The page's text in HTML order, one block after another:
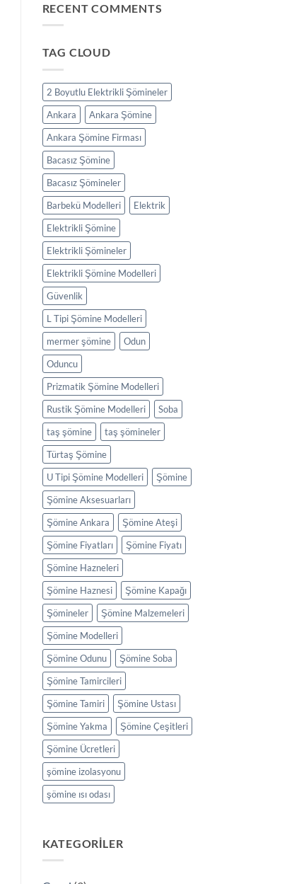
RECENT COMMENTS
TAG CLOUD
2 Boyutlu Elektrikli Şömineler
Ankara
Ankara Şömine
Ankara Şömine Firması
Bacasız Şömine
Bacasız Şömineler
Barbekü Modelleri
Elektrik
Elektrikli Şömine
Elektrikli Şömineler
Elektrikli Şömine Modelleri
Güvenlik
L Tipi Şömine Modelleri
mermer şömine
Odun
Oduncu
Prizmatik Şömine Modelleri
Rustik Şömine Modelleri
Soba
taş şömine
taş şömineler
Türtaş Şömine
U Tipi Şömine Modelleri
Şömine
Şömine Aksesuarları
Şömine Ankara
Şömine Ateşi
Şömine Fiyatları
Şömine Fiyatı
Şömine Hazneleri
Şömine Haznesi
Şömine Kapağı
Şömineler
Şömine Malzemeleri
Şömine Modelleri
Şömine Odunu
Şömine Soba
Şömine Tamircileri
Şömine Tamiri
Şömine Ustası
Şömine Yakma
Şömine Çeşitleri
Şömine Ücretleri
şömine izolasyonu
şömine ısı odası
KATEGORILER